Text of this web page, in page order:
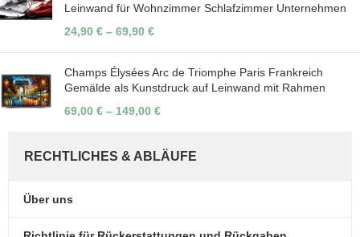
Leinwand für Wohnzimmer Schlafzimmer Unternehmen
24,90 € – 69,90 €
Champs Élysées Arc de Triomphe Paris Frankreich
Gemälde als Kunstdruck auf Leinwand mit Rahmen
69,00 € – 149,00 €
RECHTLICHES & ABLÄUFE
Über uns